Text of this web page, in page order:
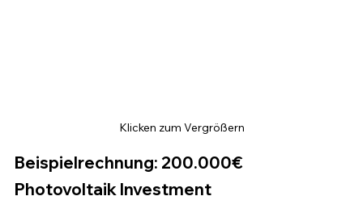
Klicken zum Vergrößern
Beispielrechnung: 200.000€
Photovoltaik Investment